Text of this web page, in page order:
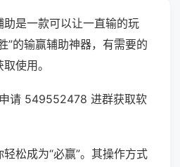
是一款可以让一直输的玩
”的输赢辅助神器，有需要的
使用。
请 549552478 进群获取软
松成为“必赢”。其操作方式